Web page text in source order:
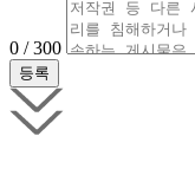
0 / 300